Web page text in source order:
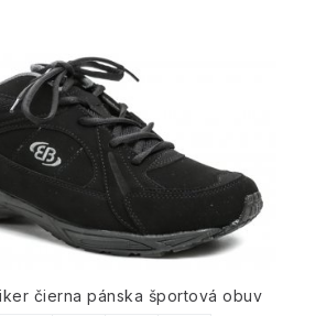
čierna pánska športová obuv